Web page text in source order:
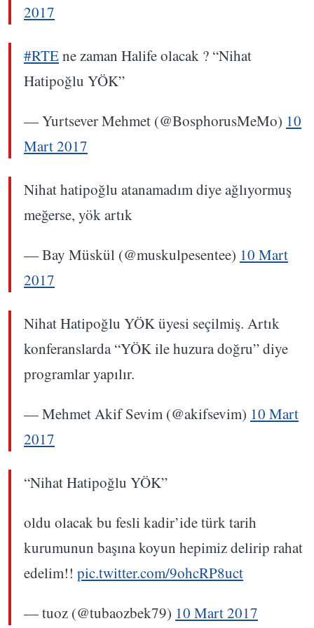
2017
#RTEne zaman Halife olacak ? “Nihat
Hatipoğlu YÖK”
— Yurtsever Mehmet (@BosphorusMeMo) 10
Mart 2017
Nihat hatipoğlu atanamadım diye ağlıyormuş
meğerse, yök artık
— Bay Müskül (@muskulpesentee) 10 Mart
2017
Nihat Hatipoğlu YÖK üyesi seçilmiş. Artık
konferanslarda “YÖK ile huzura doğru” diye
programlar yapılır.
— Mehmet Akif Sevim (@akifsevim) 10 Mart
2017
“Nihat Hatipoğlu YÖK”
oldu olacak bu fesli kadir’ide türk tarih
kurumunun başına koyun hepimiz delirip rahat
edelim!! pic.twitter.com/9ohcRP8uct
— tuoz (@tubaozbek79) 10 Mart 2017